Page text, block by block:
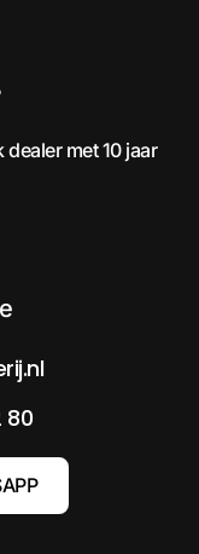
met 10 jaar
80